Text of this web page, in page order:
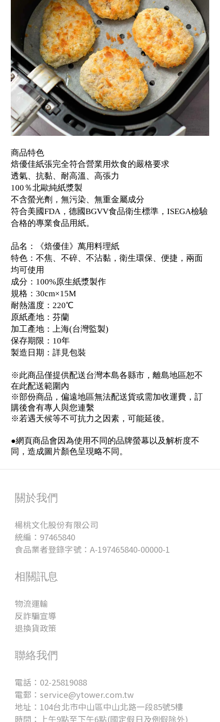
商品特色
焙優佳紙張完全符合營業用炊食的嚴格要求
透氣、抗黏、耐高溫、高張力
100％北歐純紙漿製
不含螢光劑，無污染、無重金屬成分
符合美國FDA，德國BGVV食品衛生標準，ISEGA檢驗
合格的專業食品用紙。
品名：《焙優佳》萬用料理紙
特色：不焦、不碎、不沾黏，衛生環保、便捷，兩面
均可使用
成分：100%原生紙漿製作
規格：30cm×15M
耐熱溫度：220℃
原紙產地：芬蘭
加工產地：上海(台灣監製)
保存期限：10年
製造日期：詳見包裝
※此商品僅提供配送台灣本島各縣市，離島地區恕不
在此配送範圍內
※部份商品，偏遠地區無法配送貨或需加收運費，訂
購後會有專人與您連繫
※若遇天候等不可抗力之因素，可能延後。
●網頁商品會因為使用不同的品牌螢幕以及解析度不
同，造成圖片顏色呈現略不同。
關於我們
楊桃文化股份有限公司
統編：97465840
食品業者登錄字號：A-197465840-00000-1
相關訊息
物流運輸
反詐騙宣導
退換貨政策
聯絡我們
電話：02-25819088
電郵：service@ytower.com.tw
地址：104台北市中山區中山北路一段85號5樓
時間：上午9點至下午6點(國定假日及例假除外)